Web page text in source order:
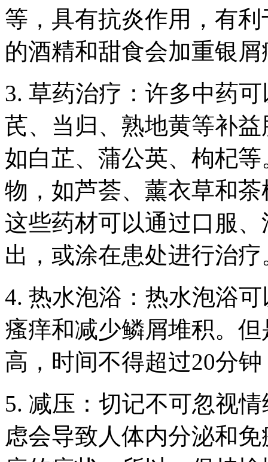
等，具有抗炎作用，有
的酒精和甜食会加重银
3. 草药治疗：许多中药
芪、当归、熟地黄等补
如白芷、蒲公英、枸杞
物，如芦荟、薰衣草和
这些药材可以通过口服、
出，或涂在患处进行治疗
4. 热水泡浴：热水泡浴
瘙痒和减少鳞屑堆积。
高，时间不得超过20分
5. 减压：切记不可忽视
虑会导致人体内分泌和